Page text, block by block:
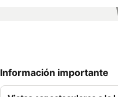
Información importante